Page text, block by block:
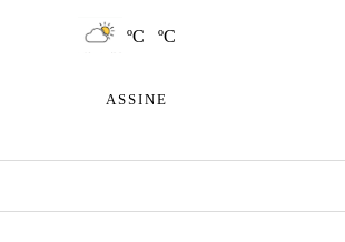
ºC ºC
ASSINE